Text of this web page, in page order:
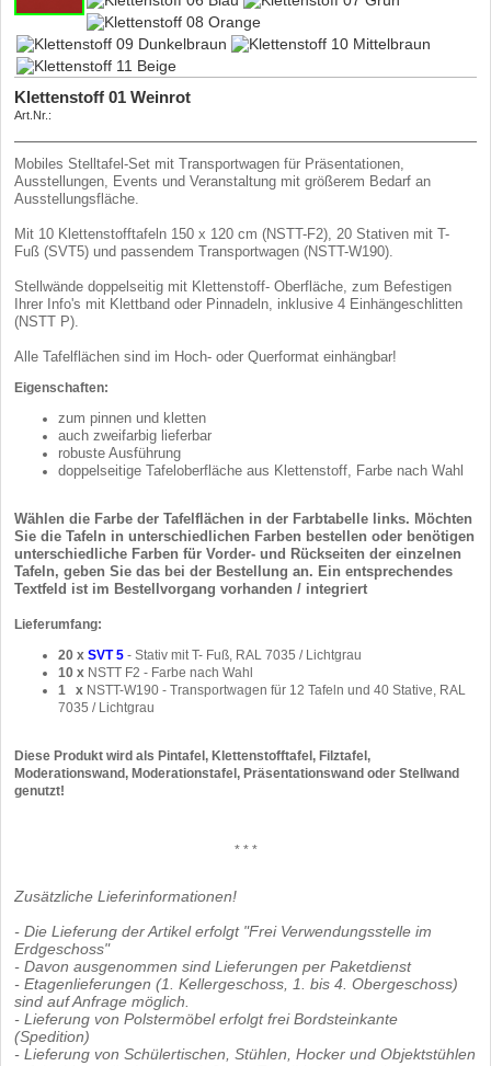
Klettenstoff 01 Weinrot
Art.Nr.:
Art.Nr.:
Art.Nr.:
Art.Nr.:
Art.Nr.:
Art.Nr.:
Art.Nr.:
Art.Nr.:
Art.Nr.:
Art.Nr.:
Art.Nr.:
Mobiles Stelltafel-Set mit Transportwagen für Präsentationen,
Ausstellungen, Events und Veranstaltung mit größerem Bedarf an
Ausstellungsfläche.
Mit 10 Klettenstofftafeln 150 x 120 cm (NSTT-F2), 20 Stativen mit T-
Fuß (SVT5) und passendem Transportwagen (NSTT-W190).
Stellwände doppelseitig mit Klettenstoff- Oberfläche, zum Befestigen
Ihrer Info's mit Klettband oder Pinnadeln, inklusive 4 Einhängeschlitten
(NSTT P).
Alle Tafelflächen sind im Hoch- oder Querformat einhängbar!
Eigenschaften:
zum pinnen und kletten
auch zweifarbig lieferbar
robuste Ausführung
doppelseitige Tafeloberfläche aus Klettenstoff, Farbe nach Wahl
Wählen die Farbe der Tafelflächen in der Farbtabelle links. Möchten
Sie die Tafeln in unterschiedlichen Farben bestellen oder benötigen
unterschiedliche Farben für Vorder- und Rückseiten der einzelnen
Tafeln, geben Sie das bei der Bestellung an. Ein entsprechendes
Textfeld ist im Bestellvorgang vorhanden / integriert
Lieferumfang:
20 x SVT 5 - Stativ mit T- Fuß, RAL 7035 / Lichtgrau
10 x NSTT F2 - Farbe nach Wahl
1 x NSTT-W190 - Transportwagen für 12 Tafeln und 40 Stative, RAL
7035 / Lichtgrau
Diese Produkt wird als Pintafel, Klettenstofftafel, Filztafel,
Moderationswand, Moderationstafel, Präsentationswand oder Stellwand
genutzt!
* * *
Zusätzliche Lieferinformationen!
- Die Lieferung der Artikel erfolgt "Frei Verwendungsstelle im
Erdgeschoss"
- Davon ausgenommen sind Lieferungen per Paketdienst
- Etagenlieferungen (1. Kellergeschoss, 1. bis 4. Obergeschoss)
sind auf Anfrage möglich.
- Lieferung von Polstermöbel erfolgt frei Bordsteinkante
(Spedition)
- Lieferung von Schülertischen, Stühlen, Hocker und Objektstühlen